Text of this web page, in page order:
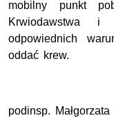
mobilny punkt
Krwiodawstwa
odpowiednich
oddać krew.
podinsp. Małgorzata